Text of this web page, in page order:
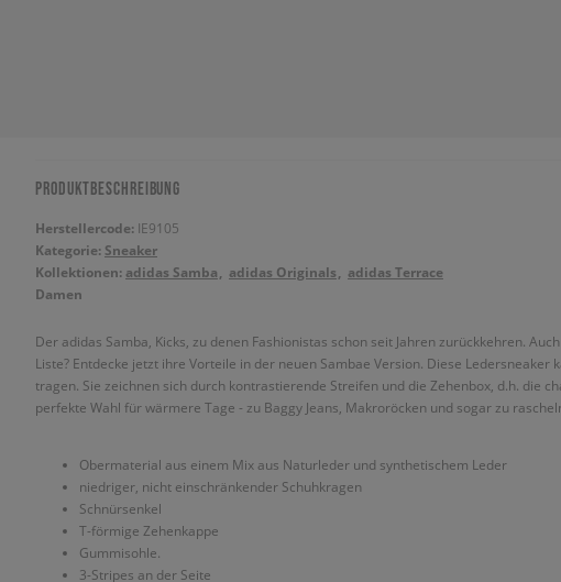
PRODUKTBESCHREIBUNG
Herstellercode: IE9105
Kategorie: Sneaker
Kollektionen: adidas Samba adidas Originals
adidas Terrace
Damen
Der adidas Samba, Kicks, zu denen Fashionistas schon seit Jahren zurückkehren.
Liste? Entdecke jetzt ihre Vorteile in der neuen Sambae Version. Diese Ledersneaker
tragen. Sie zeichnen sich durch kontrastierende Streifen und die Zehenbox, d.h. die
perfekte Wahl für wärmere Tage - zu Baggy Jeans, Makroröcken und sogar zu
Obermaterial aus einem Mix aus Naturleder und synthetischem Leder
niedriger, nicht einschränkender Schuhkragen
Schnürsenkel
T-förmige Zehenkappe
Gummisohle.
3-Stripes an der Seite